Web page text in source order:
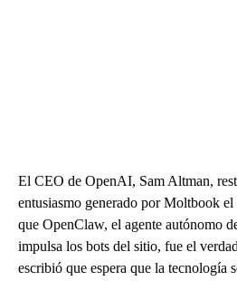
El CEO de OpenAI, Sam Altman,
entusiasmo generado por Moltbook el
que OpenClaw, el agente autónomo
impulsa los bots del sitio, fue el
escribió que espera que la tecnología